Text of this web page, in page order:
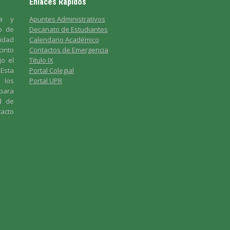
y
de
el
los
de
Apuntes Administrativos
Decanato de Estudiantes
Calendario Académico
Contactos de Emergencia
Titulo IX
Portal Colegial
Portal UPR